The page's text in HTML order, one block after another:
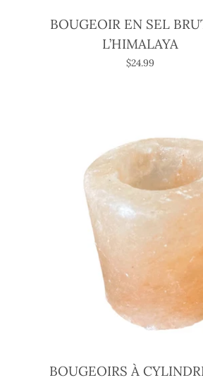
BOUGEOIR EN SEL
L’HIMALAYA
$24.99
BOUGEOIRS À